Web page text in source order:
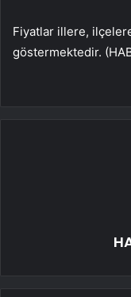
Fiyatlar illere,
göstermektedir.